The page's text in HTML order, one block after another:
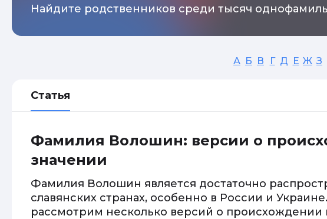
Найдите родственников среди тысяч
А Б В Г Д Е Ж З
Статья
Фамилия Волошин: версии о
значении
Фамилия Волошин является достаточно
славянских странах, особенно в России и
рассмотрим несколько версий о происхождении